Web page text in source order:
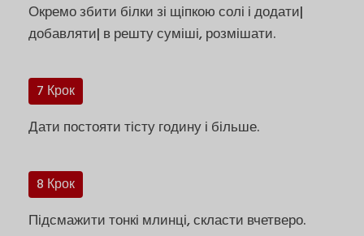
Окремо збити білки зі щіпкою солі і додати|
добавляти| в решту суміші, розмішати.
7 Крок
Дати постояти тісту годину і більше.
8 Крок
Підсмажити тонкі млинці, скласти вчетверо.